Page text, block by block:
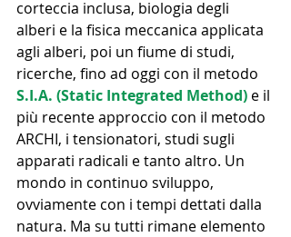
corteccia inclusa, biologia degli
alberi e la fisica meccanica applicata
agli alberi, poi un fiume di studi,
ricerche, fino ad oggi con il metodo
S.I.A. (Static Integrated Method) e il
più recente approccio con il metodo
ARCHI, i tensionatori, studi sugli
apparati radicali e tanto altro. Un
mondo in continuo sviluppo,
ovviamente con i tempi dettati dalla
natura. Ma su tutti rimane elemento